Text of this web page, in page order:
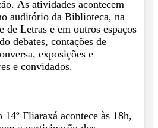
As atividades acontecem
auditório da Biblioteca, na
de Letras e em outros espaços
debates, contações de
exposições e
e convidados.
Fliaraxá acontece às 18h,